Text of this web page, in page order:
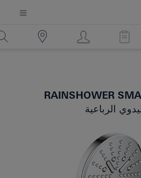
RAINSHOWER
الرباعية